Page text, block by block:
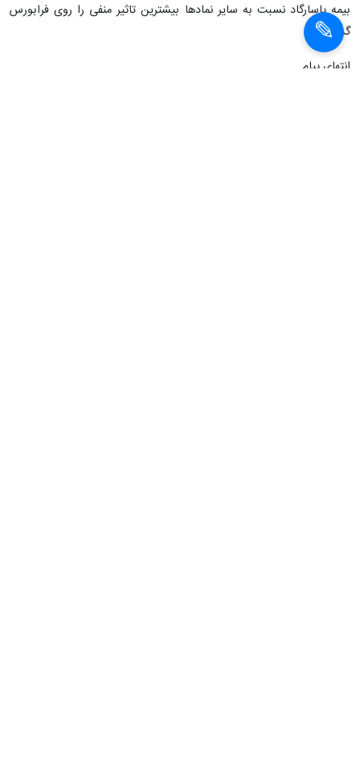
بیمه پاسارگاد نسبت به سایر نمادها بیشترین تاثیر منفی را روی فرابورس
گذاشتند.
انتهای پیام